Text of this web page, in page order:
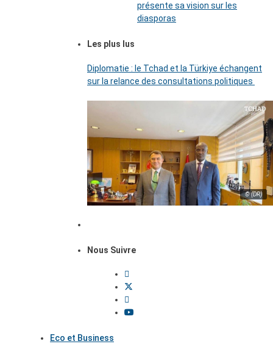
présente sa vision sur les
diasporas
Les plus lus
Diplomatie : le Tchad et la Türkiye échangent
sur la relance des consultations politiques
© (DR)
Nous Suivre
Eco et Business